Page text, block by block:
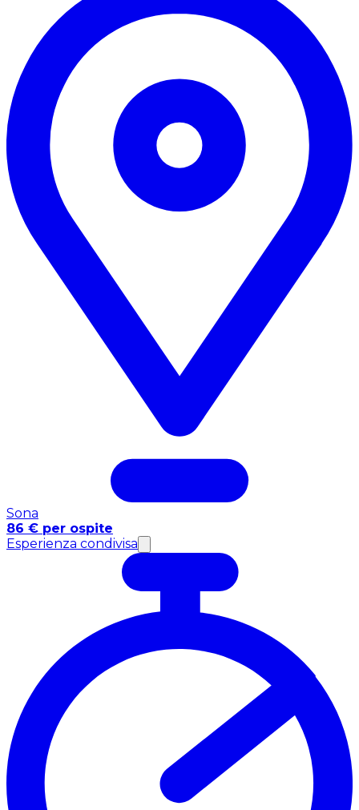
Sona
86 € per ospite
Esperienza condivisa